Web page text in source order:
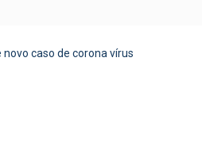
caso de corona vírus